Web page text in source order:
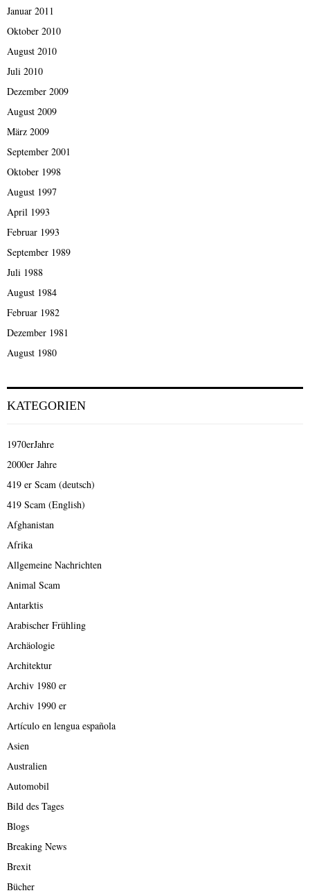
Januar 2011
Oktober 2010
August 2010
Juli 2010
Dezember 2009
August 2009
März 2009
September 2001
Oktober 1998
August 1997
April 1993
Februar 1993
September 1989
Juli 1988
August 1984
Februar 1982
Dezember 1981
August 1980
KATEGORIEN
1970erJahre
2000er Jahre
419 er Scam (deutsch)
419 Scam (English)
Afghanistan
Afrika
Allgemeine Nachrichten
Animal Scam
Antarktis
Arabischer Frühling
Archäologie
Architektur
Archiv 1980 er
Archiv 1990 er
Artículo en lengua española
Asien
Australien
Automobil
Bild des Tages
Blogs
Breaking News
Brexit
Bücher